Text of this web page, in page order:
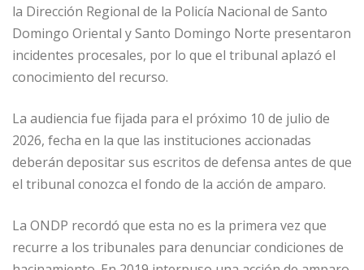
la Dirección Regional de la Policía Nacional de Santo
Domingo Oriental y Santo Domingo Norte presentaron
incidentes procesales, por lo que el tribunal aplazó el
conocimiento del recurso.
La audiencia fue fijada para el próximo 10 de julio de
2026, fecha en la que las instituciones accionadas
deberán depositar sus escritos de defensa antes de que
el tribunal conozca el fondo de la acción de amparo.
La ONDP recordó que esta no es la primera vez que
recurre a los tribunales para denunciar condiciones de